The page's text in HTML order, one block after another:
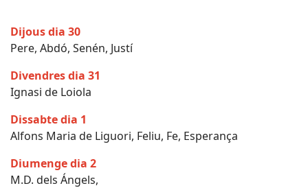
Dijous dia 30
Pere, Abdó, Senén, Justí
Divendres dia 31
Ignasi de Loiola
Dissabte dia 1
Alfons Maria de Liguori, Feliu, Fe, Esperança
Diumenge dia 2
M.D. dels Ángels,